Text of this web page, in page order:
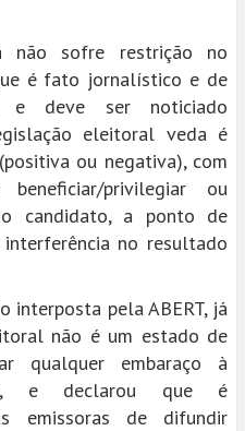
não sofre restrição no
é fato jornalístico e de
e deve ser noticiado
eleitoral veda é
ou negativa), com
privilegiar ou
candidato, a ponto de
no resultado
interposta pela ABERT, já
não é um estado de
qualquer embaraço à
e declarou que é
emissoras de difundir